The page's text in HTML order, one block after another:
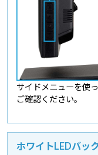
サイドメニューを使
ご確認ください。
ホワイトLEDバッ